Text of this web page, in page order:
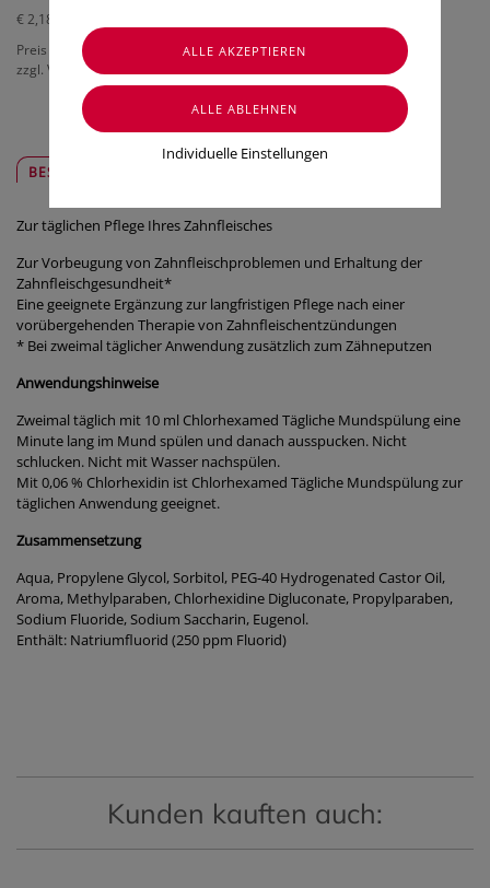
€ 2,18
Preis inkl. MwSt.
zzgl. Versandkosten
BESCHREIBUNG
Zur täglichen Pflege Ihres Zahnfleisches
Zur Vorbeugung von Zahnfleischproblemen und Erhaltung der
Zahnfleischgesundheit*
Eine geeignete Ergänzung zur langfristigen Pflege nach einer
vorübergehenden Therapie von Zahnfleischentzündungen
* Bei zweimal täglicher Anwendung zusätzlich zum Zähneputzen
Anwendungshinweise
Zweimal täglich mit 10 ml Chlorhexamed Tägliche Mundspülung eine
Minute lang im Mund spülen und danach ausspucken. Nicht
schlucken. Nicht mit Wasser nachspülen.
Mit 0,06 % Chlorhexidin ist Chlorhexamed Tägliche Mundspülung zur
täglichen Anwendung geeignet.
Zusammensetzung
Aqua, Propylene Glycol, Sorbitol, PEG-40 Hydrogenated Castor Oil,
Aroma, Methylparaben, Chlorhexidine Digluconate, Propylparaben,
Sodium Fluoride, Sodium Saccharin, Eugenol.
Enthält: Natriumfluorid (250 ppm Fluorid)
Kunden kauften auch:
Individuelle Einstellungen